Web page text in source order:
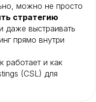
можно не просто
стратегию
даже выстраивать
прямо внутри
работает и как
(CSL) для